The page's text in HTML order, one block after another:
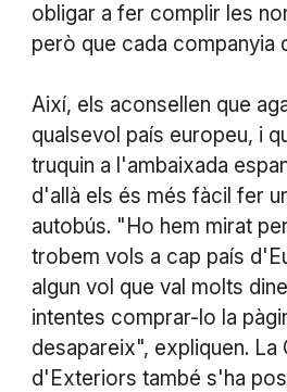
obligar a fer complir les
però que cada companyia
Així, els aconsellen que
qualsevol país europeu, i
truquin a l'ambaixada
d'allà els és més fàcil fer
autobús. "Ho hem mirat
trobem vols a cap país
algun vol que val molts
intentes comprar-lo la
desapareix", expliquen. La
d'Exteriors també s'ha